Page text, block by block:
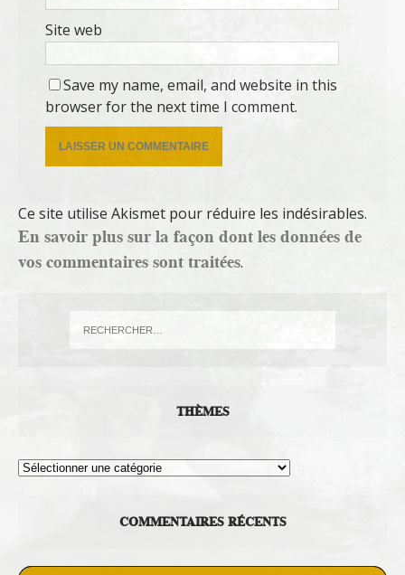
Site web
Save my name, email, and website in this
browser for the next time I comment.
Ce site utilise Akismet pour réduire les indésirables.
En savoir plus sur la façon dont les données de
vos commentaires sont traitées.
THÈMES
Thèmes
COMMENTAIRES RÉCENTS